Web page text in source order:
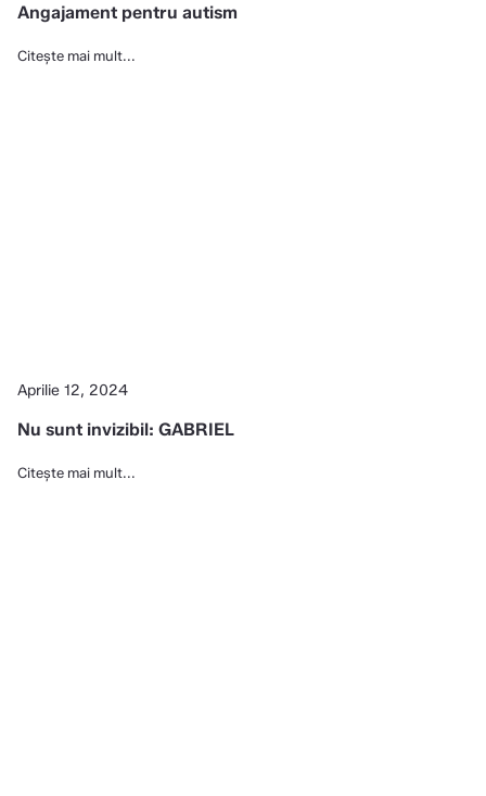
Angajament pentru autism
Citește mai mult...
Aprilie 12, 2024
Nu sunt invizibil: GABRIEL
Citește mai mult...